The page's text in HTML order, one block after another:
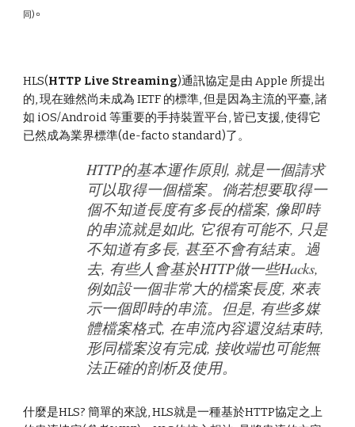
同) 。
HLS(HTTP Live Streaming)通訊協定是由 Apple 所提出
的, 現在雖然尚未成為 IETF 的標準, 但是因為主流的平臺, 諸
如 iOS/Android 等重要的手持裝置平台, 皆已支援, 使得它
已然成為業界標準(de-facto standard)了。
HTTP的基本運作原則, 就是一個請求
可以取得一個檔案。倘若想要取得一
個不知道長度有多長的檔案, 像即時
的串流就是如此, 它很有可能不, 只是
不知道有多長, 甚至不會有結束。過
去, 有些人會基於HTTP做一些Hacks,
例如設一個非常大的檔案長度, 來表
示一個即時的串流。但是, 有些多媒
體檔案格式, 在串流內容還沒結束時,
形同檔案沒有完成, 接收端也可能無
法正確的剖析及使用。
什麼是HLS? 簡單的來說, HLS就是一種基於HTTP協定之上